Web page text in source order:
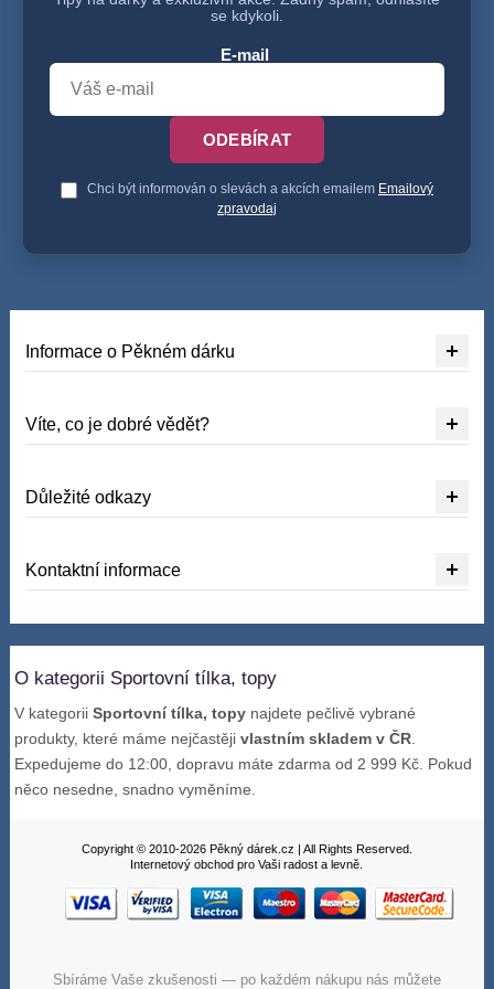
se kdykoli.
E-mail
ODEBÍRAT
Chci být informován o slevách a akcích emailem Emailový
zpravodaj
Informace o Pěkném dárku
Víte, co je dobré vědět?
Důležité odkazy
Kontaktní informace
O kategorii Sportovní tílka, topy
V kategoriiSportovní tílka, topy najdete pečlivě vybrané
produkty, které máme nejčastějivlastním skladem v ČR
Expedujeme do 12:00, dopravu máte zdarma od 2 999 Kč. Pokud
něco nesedne, snadno vyměníme.
Copyright © 2010-2026 Pěkný dárek.cz | All Rights Reserved.
Internetový obchod pro Vaši radost a levně.
Sbíráme Vaše zkušenosti — po každém nákupu nás můžete